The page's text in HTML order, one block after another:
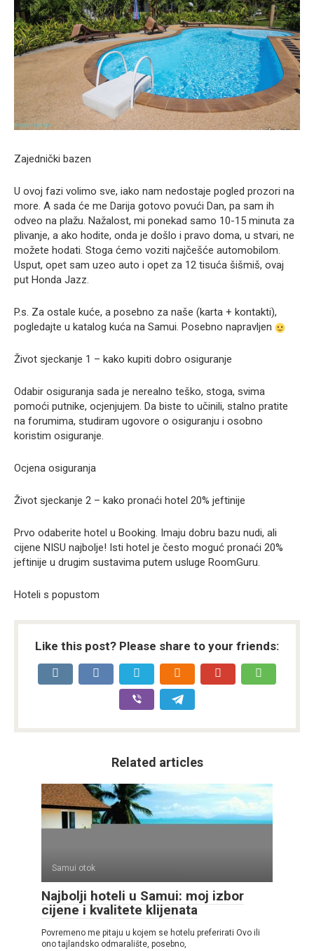
Zajednički bazen
U ovoj fazi volimo sve, iako nam nedostaje pogled prozori na
more. A sada će me Darija gotovo povući Dan, pa sam ih
odveo na plažu. Nažalost, mi ponekad samo 10-15 minuta za
plivanje, a ako hodite, onda je došlo i pravo doma, u stvari, ne
možete hodati. Stoga ćemo voziti najčešće automobilom.
Usput, opet sam uzeo auto i opet za 12 tisuća šišmiš, ovaj
put Honda Jazz.
P.s. Za ostale kuće, a posebno za naše (karta + kontakti),
pogledajte u katalog kuća na Samui. Posebno napravljen
Život sjeckanje 1 – kako kupiti dobro osiguranje
Odabir osiguranja sada je nerealno teško, stoga, svima
pomoći putnike, ocjenjujem. Da biste to učinili, stalno pratite
na forumima, studiram ugovore o osiguranju i osobno
koristim osiguranje.
Ocjena osiguranja
Život sjeckanje 2 – kako pronaći hotel 20% jeftinije
Prvo odaberite hotel u Booking. Imaju dobru bazu nudi, ali
cijene NISU najbolje! Isti hotel je često moguć pronaći 20%
jeftinije u drugim sustavima putem usluge RoomGuru.
Hoteli s popustom
Like this post? Please share to your friends:
Related articles
Samui otok
Najbolji hoteli u Samui: moj izbor
cijene i kvalitete klijenata
Povremeno me pitaju u kojem se hotelu preferirati Ovo ili
ono tajlandsko odmaralište, posebno,